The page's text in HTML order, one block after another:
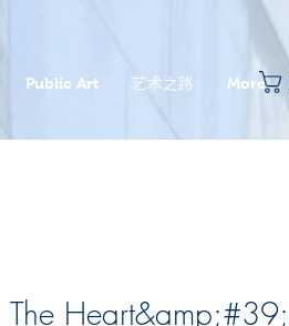
Public Art 艺术之路 More
The